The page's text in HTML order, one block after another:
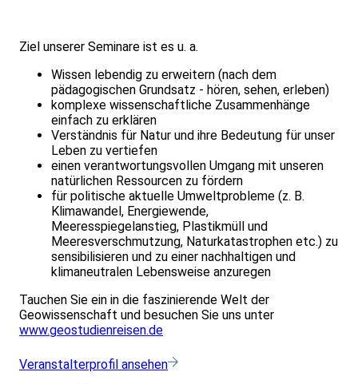
Ziel unserer Seminare ist es u. a.
Wissen lebendig zu erweitern (nach dem
pädagogischen Grundsatz - hören, sehen, erleben)
komplexe wissenschaftliche Zusammenhänge
einfach zu erklären
Verständnis für Natur und ihre Bedeutung für unser
Leben zu vertiefen
einen verantwortungsvollen Umgang mit unseren
natürlichen Ressourcen zu fördern
für politische aktuelle Umweltprobleme (z. B.
Klimawandel, Energiewende,
Meeresspiegelanstieg, Plastikmüll und
Meeresverschmutzung, Naturkatastrophen etc.) zu
sensibilisieren und zu einer nachhaltigen und
klimaneutralen Lebensweise anzuregen
Tauchen Sie ein in die faszinierende Welt der
Geowissenschaft und besuchen Sie uns unter
www.geostudienreisen.de
Veranstalterprofil ansehen